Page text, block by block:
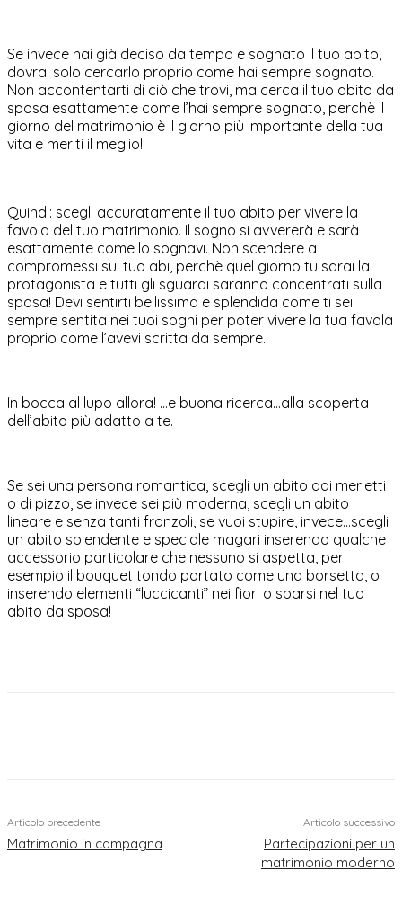
Se invece hai già deciso da tempo e sognato il tuo abito,
dovrai solo cercarlo proprio come hai sempre sognato.
Non accontentarti di ciò che trovi, ma cerca il tuo abito da
sposa esattamente come l’hai sempre sognato, perchè il
giorno del matrimonio è il giorno più importante della tua
vita e meriti il meglio!
Quindi: scegli accuratamente il tuo abito per vivere la
favola del tuo matrimonio. Il sogno si avvererà e sarà
esattamente come lo sognavi. Non scendere a
compromessi sul tuo abi, perchè quel giorno tu sarai la
protagonista e tutti gli sguardi saranno concentrati sulla
sposa! Devi sentirti bellissima e splendida come ti sei
sempre sentita nei tuoi sogni per poter vivere la tua favola
proprio come l’avevi scritta da sempre.
In bocca al lupo allora! …e buona ricerca…alla scoperta
dell’abito più adatto a te.
Se sei una persona romantica, scegli un abito dai merletti
o di pizzo, se invece sei più moderna, scegli un abito
lineare e senza tanti fronzoli, se vuoi stupire, invece…scegli
un abito splendente e speciale magari inserendo qualche
accessorio particolare che nessuno si aspetta, per
esempio il bouquet tondo portato come una borsetta, o
inserendo elementi “luccicanti” nei fiori o sparsi nel tuo
abito da sposa!
Articolo precedente
Matrimonio in campagna
Articolo successivo
Partecipazioni per un
matrimonio moderno